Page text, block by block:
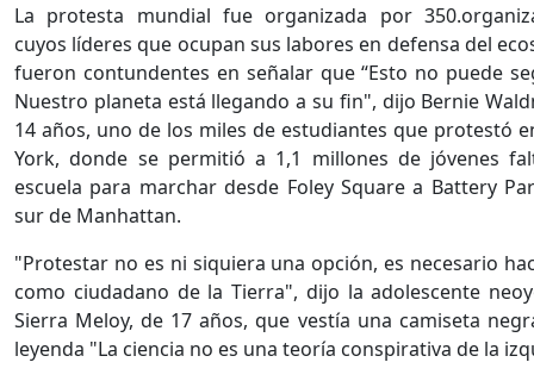
La protesta mundial fue organizada por
cuyos líderes que ocupan sus labores en defensa del
fueron contundentes en señalar que “Esto no puede
Nuestro planeta está llegando a su fin", dijo Bernie
14 años, uno de los miles de estudiantes que protestó
York, donde se permitió a 1,1 millones de jóvenes
escuela para marchar desde Foley Square a Battery
sur de Manhattan.
"Protestar no es ni siquiera una opción, es necesario
como ciudadano de la Tierra", dijo la adolescente
Sierra Meloy, de 17 años, que vestía una camiseta
leyenda "La ciencia no es una teoría conspirativa de la